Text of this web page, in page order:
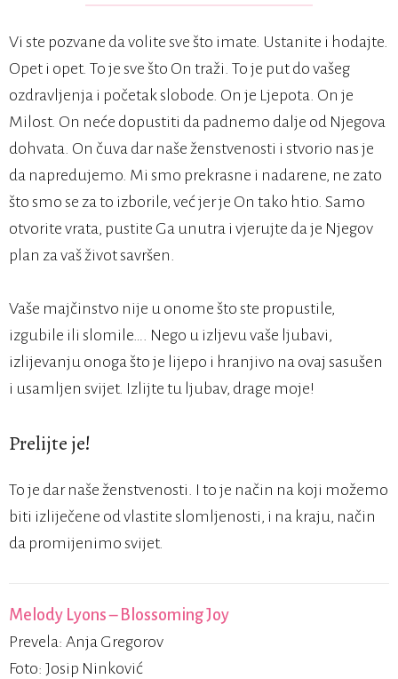
Vi ste pozvane da volite sve što imate. Ustanite i hodajte.
Opet i opet. To je sve što On traži. To je put do vašeg
ozdravljenja i početak slobode. On je Ljepota. On je
Milost. On neće dopustiti da padnemo dalje od Njegova
dohvata. On čuva dar naše ženstvenosti i stvorio nas je
da napredujemo. Mi smo prekrasne i nadarene, ne zato
što smo se za to izborile, već jer je On tako htio. Samo
otvorite vrata, pustite Ga unutra i vjerujte da je Njegov
plan za vaš život savršen.
Vaše majčinstvo nije u onome što ste propustile,
izgubile ili slomile…. Nego u izljevu vaše ljubavi,
izlijevanju onoga što je lijepo i hranjivo na ovaj sasušen
i usamljen svijet. Izlijte tu ljubav, drage moje!
Prelijte je!
To je dar naše ženstvenosti. I to je način na koji možemo
biti izliječene od vlastite slomljenosti, i na kraju, način
da promijenimo svijet.
Melody Lyons – Blossoming Joy
Prevela: Anja Gregorov
Foto: Josip Ninković